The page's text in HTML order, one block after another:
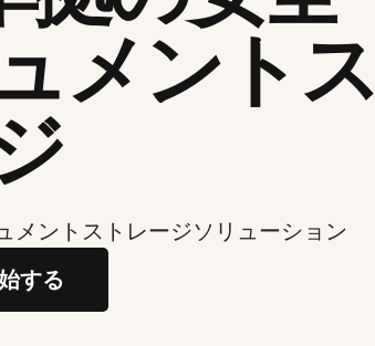
メントス
メントストレージソリューション
する